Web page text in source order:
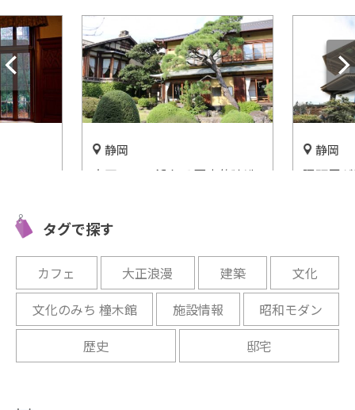
静岡
大正ロマン溢れる歴史的建造
静岡
隈研吾
タグで探す
カフェ 大正浪漫 建築
文化
文化のみち 橦木館
施設情報
昭和モダン
歴史
邸宅